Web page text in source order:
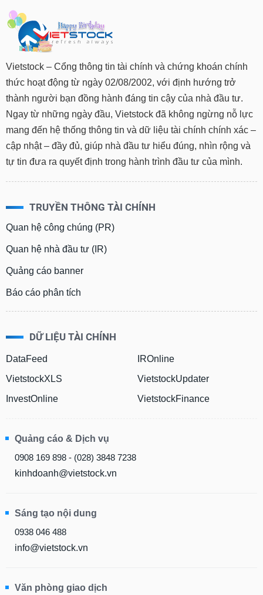
Vietstock – Cổng thông tin tài chính và chứng khoán chính
thức hoạt động từ ngày 02/08/2002, với định hướng trở
thành người bạn đồng hành đáng tin cậy của nhà đầu tư.
Ngay từ những ngày đầu, Vietstock đã không ngừng nỗ lực
mang đến hệ thống thông tin và dữ liệu tài chính chính xác –
cập nhật – đầy đủ, giúp nhà đầu tư hiểu đúng, nhìn rộng và
tự tin đưa ra quyết định trong hành trình đầu tư của mình.
TRUYỀN THÔNG TÀI CHÍNH
Quan hệ công chúng (PR)
Quan hệ nhà đầu tư (IR)
Quảng cáo banner
Báo cáo phân tích
DỮ LIỆU TÀI CHÍNH
DataFeed
VietstockXLS
InvestOnline
IROnline
VietstockUpdater
VietstockFinance
Quảng cáo & Dịch vụ
0908 169 898 - (028) 3848 7238
kinhdoanh@vietstock.vn
Sáng tạo nội dung
0938 046 488
info@vietstock.vn
Văn phòng giao dịch